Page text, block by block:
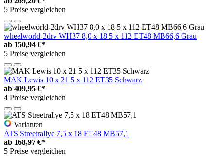
5 Preise vergleichen
wheelworld-2drv WH37 8,0 x 18 5 x 112 ET48 MB66,6 Grau
ab 150,94 €*
5 Preise vergleichen
MAK Lewis 10 x 21 5 x 112 ET35 Schwarz
ab 409,95 €*
4 Preise vergleichen
Varianten
ATS Streetrallye 7,5 x 18 ET48 MB57,1
ab 168,97 €*
5 Preise vergleichen